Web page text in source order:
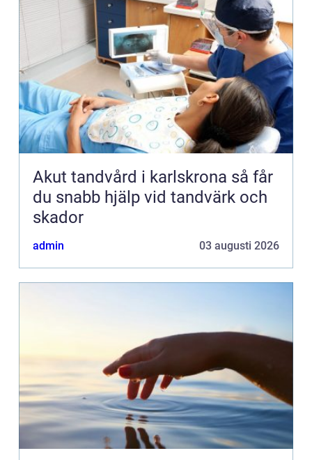
Akut tandvård i karlskrona så får
du snabb hjälp vid tandvärk och
skador
admin 03 augusti 2026